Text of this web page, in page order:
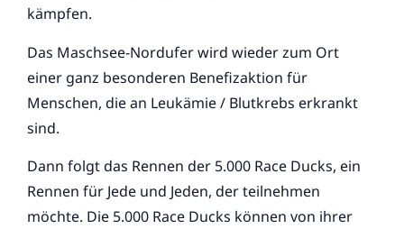
kämpfen.
Das Maschsee-Nordufer wird wieder zum Ort
einer ganz besonderen Benefizaktion für
Menschen, die an Leukämie / Blutkrebs erkrankt
sind.
Dann folgt das Rennen der 5.000 Race Ducks, ein
Rennen für Jede und Jeden, der teilnehmen
möchte. Die 5.000 Race Ducks können von ihrer